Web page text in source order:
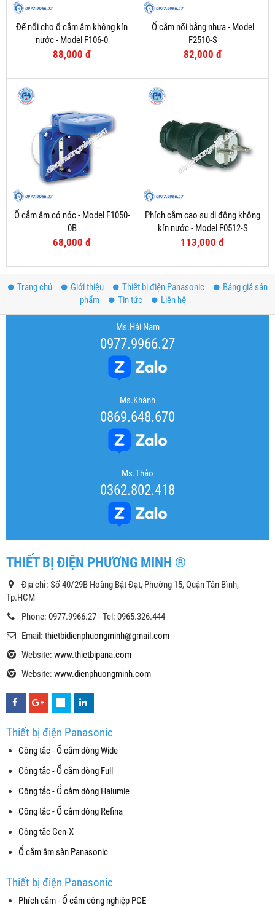
Đế nổi cho ổ cắm âm không kín
nước - Model F106-0
88,000 đ
Ổ cắm nối bằng nhựa - Model
F2510-S
82,000 đ
Ổ cắm âm có nóc - Model F1050-
0B
68,000 đ
Phích cắm cao su di động không
kín nước - Model F0512-S
113,000 đ
Trang chủ Giới thiệu Thiết bị điện Panasonic
Bảng giá sản
phẩm
Tin tức Liên hệ
Ms.Hải Nam
0977.9966.27
Ms.Khánh
0869.648.670
Ms.Thảo
0362.802.418
THIẾT BỊ ĐIỆN PHƯƠNG MINH ®
Địa chỉ: Số 40/29B Hoàng Bật Đạt, Phường 15, Quận Tân Bình,
Tp.HCM
Phone: 0977.9966.27 - Tel: 0965.326.444
Email: thietbidienphuongminh@gmail.com
Website: www.thietbipana.com
Website: www.dienphuongminh.com
Thiết bị điện Panasonic
Công tắc - Ổ cắm dòng Wide
Công tắc - Ổ cắm dòng Full
Công tắc - Ổ cắm dòng Halumie
Công tắc - Ổ cắm dòng Refina
Công tắc Gen-X
Ổ cắm âm sàn Panasonic
Thiết bị điện Panasonic
Phích cắm - Ổ cắm công nghiệp PCE